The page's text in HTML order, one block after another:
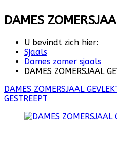
DAMES
U bevindt zich hier:
Sjaals
Dames zomer sjaals
DAMES ZOMERSJAAL
DAMES ZOMERSJAAL
GESTREEPT